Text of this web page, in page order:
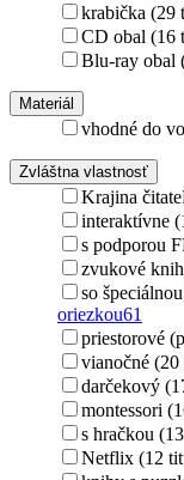
krabička (29
CD obal (16
Blu-ray obal
Materiál
vhodné do
Zvláštna vlastnosť
Krajina
interaktívne
s podporou
zvukové
so
oriezkou61
priestorové
vianočné
darčekový
montessori
s hračkou
Netflix (12